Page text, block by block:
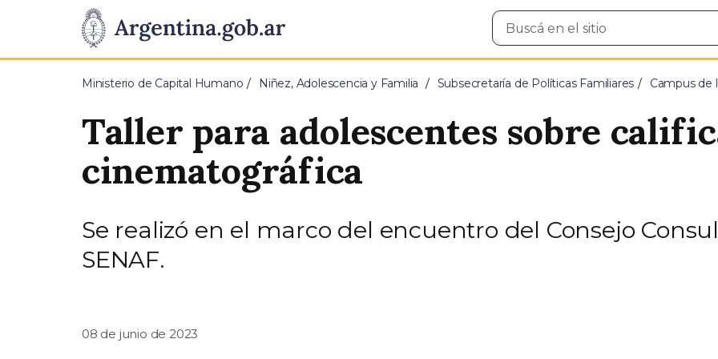
Presidencia
de
Pasar al contenido principal
Buscar
en
Ministerio de Capital Humano Niñez, Adolescencia y Familia Subsecretaría de Políticas Familiares Campus de
Taller para adolescentes sobre
cinematográfica
Se realizó en el marco del encuentro del Consejo
SENAF.
08 de junio de 2023